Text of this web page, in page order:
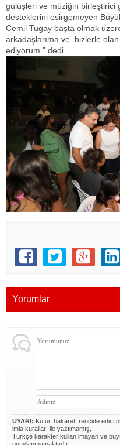
gülüşleri ve müziğin birleştirici
desteklerini esirgemeyen
Cemil Tugay başta olmak
arkadaşlarıma ve bizlerle
ediyorum.” dedi.
Yorumlar
UYARI: Küfür, hakaret, rencide edici
imla kuralları ile yazılmamış,
Türkçe karakter kullanılmayan ve
onaylanmamaktadır.